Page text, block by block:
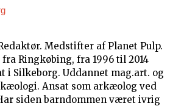
Medstifter af Planet Pulp.
Ringkøbing, fra 1996 til 2014
i Silkeborg. Uddannet mag.art. og
Ansat som arkæolog ved
siden barndommen været ivrig